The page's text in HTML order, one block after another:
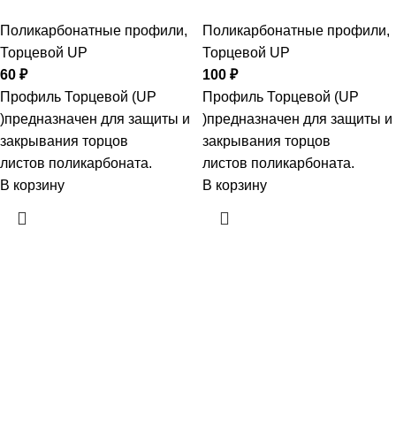
Поликарбонатные профили,
Торцевой UP
60 ₽
Профиль Торцевой (UP
)предназначен для защиты и
закрывания торцов
листов поликарбоната.
В корзину
Поликарбонатные профили,
Торцевой UP
100 ₽
Профиль Торцевой (UP
)предназначен для защиты и
закрывания торцов
листов поликарбоната.
В корзину